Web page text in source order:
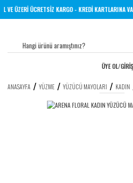
1000 TL VE ÜZERİ ÜCRETSİZ KARGO - KREDİ
ÜYE OL/
ANASAYFA YÜZME YÜZÜCÜ MAYOLARI KADIN